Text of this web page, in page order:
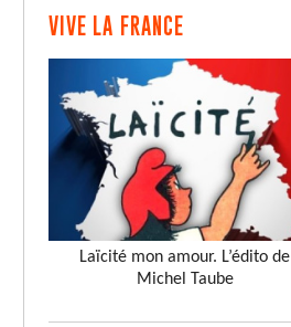
VIVE LA FRANCE
Laïcité mon amour. L’édito de
Michel Taube